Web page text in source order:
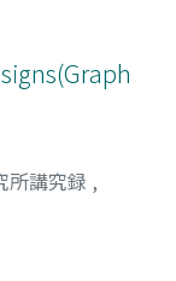
所講究録 ,